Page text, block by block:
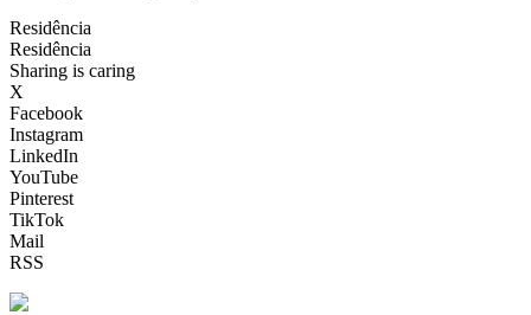
Residência
Residência
Sharing is caring
X
Facebook
Instagram
LinkedIn
YouTube
Pinterest
TikTok
Mail
RSS